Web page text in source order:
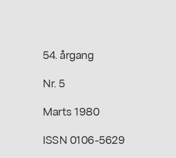
54. årgang
Nr. 5
Marts 1980
ISSN 0106-5629